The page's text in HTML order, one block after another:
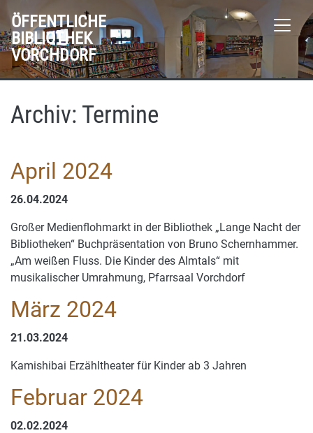
ÖFFENTLICHE
BIBLIOTHEK
VORCHDORF
Archiv: Termine
April 2024
26.04.2024
Großer Medienflohmarkt in der Bibliothek „Lange Nacht der
Bibliotheken“ Buchpräsentation von Bruno Schernhammer.
„Am weißen Fluss. Die Kinder des Almtals“ mit
musikalischer Umrahmung, Pfarrsaal Vorchdorf
März 2024
21.03.2024
Kamishibai Erzähltheater für Kinder ab 3 Jahren
Februar 2024
02.02.2024